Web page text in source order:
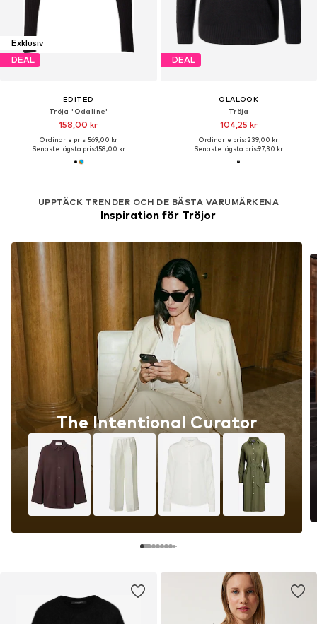
Exklusiv
DEAL
EDITED
Tröja 'Odaline'
158,00 kr
Ordinarie pris: 569,00 kr
Senaste lägsta pris:158,00 kr
DEAL
OLALOOK
Tröja
104,25 kr
Ordinarie pris: 239,00 kr
Senaste lägsta pris:97,30 kr
UPPTÄCK TRENDER OCH DE BÄSTA VARUMÄRKENA
Inspiration för Tröjor
The Intentional Curator